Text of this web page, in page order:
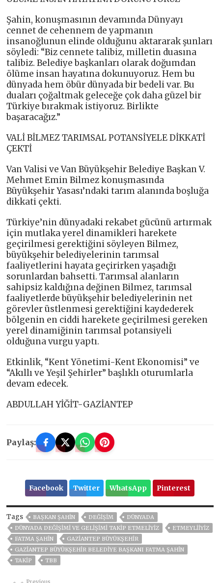
Şahin, konuşmasının devamında Dünyayı
cennet de cehennem de yapmanın
insanoğlunun elinde olduğunu aktararak şunları
söyledi: “Biz cennete talibiz, milletin duasına
talibiz. Belediye başkanları olarak doğumdan
ölüme insan hayatına dokunuyoruz. Hem bu
dünyada hem öbür dünyada bir bedeli var. Bu
duaları çoğaltmak geleceğe çok daha güzel bir
Türkiye bırakmak istiyoruz. Birlikte
başaracağız.”
VALİ BİLMEZ TARIMSAL POTANSİYELE DİKKATİ
ÇEKTİ
Van Valisi ve Van Büyükşehir Belediye Başkan V.
Mehmet Emin Bilmez konuşmasında
Büyükşehir Yasası’ndaki tarım alanında boşluğa
dikkati çekti.
Türkiye’nin dünyadaki rekabet gücünü artırmak
için mutlaka yerel dinamikleri harekete
geçirilmesi gerektiğini söyleyen Bilmez,
büyükşehir belediyelerinin tarımsal
faaliyetlerini hayata geçirirken yaşadığı
sorunlardan bahsetti. Tarımsal alanların
sahipsiz kaldığına değinen Bilmez, tarımsal
faaliyetlerde büyükşehir belediyelerinin net
görevler üstlenmesi gerektiğini kaydederek
bölgenin en ciddi harekete geçirilmesi gereken
yerel dinamiğinin tarımsal potansiyeli
olduğuna vurgu yaptı.
Etkinlik, “Kent Yönetimi-Kent Ekonomisi” ve
“Akıllı ve Yeşil Şehirler” başlıklı oturumlarla
devam edecek.
ABDULLAH YİĞİT-GAZİANTEP
Paylaş:
Facebook Twitter WhatsApp Pinterest
Tags BAŞKAN ŞAHİN DEĞİŞİM
DÜNYADA
DÜNYADA DEĞİŞİMİ VE GELİŞİMİ TAKİP ETMELİYİZ
ETMEYLİİYİZ
FATMA ŞAHİN
GAZİANTEP BÜYÜKŞEHİR
GAZIANTEP BÜYÜKŞEHIR BELEDIYE BAŞKANI FATMA ŞAHIN
TAKİP
TBB